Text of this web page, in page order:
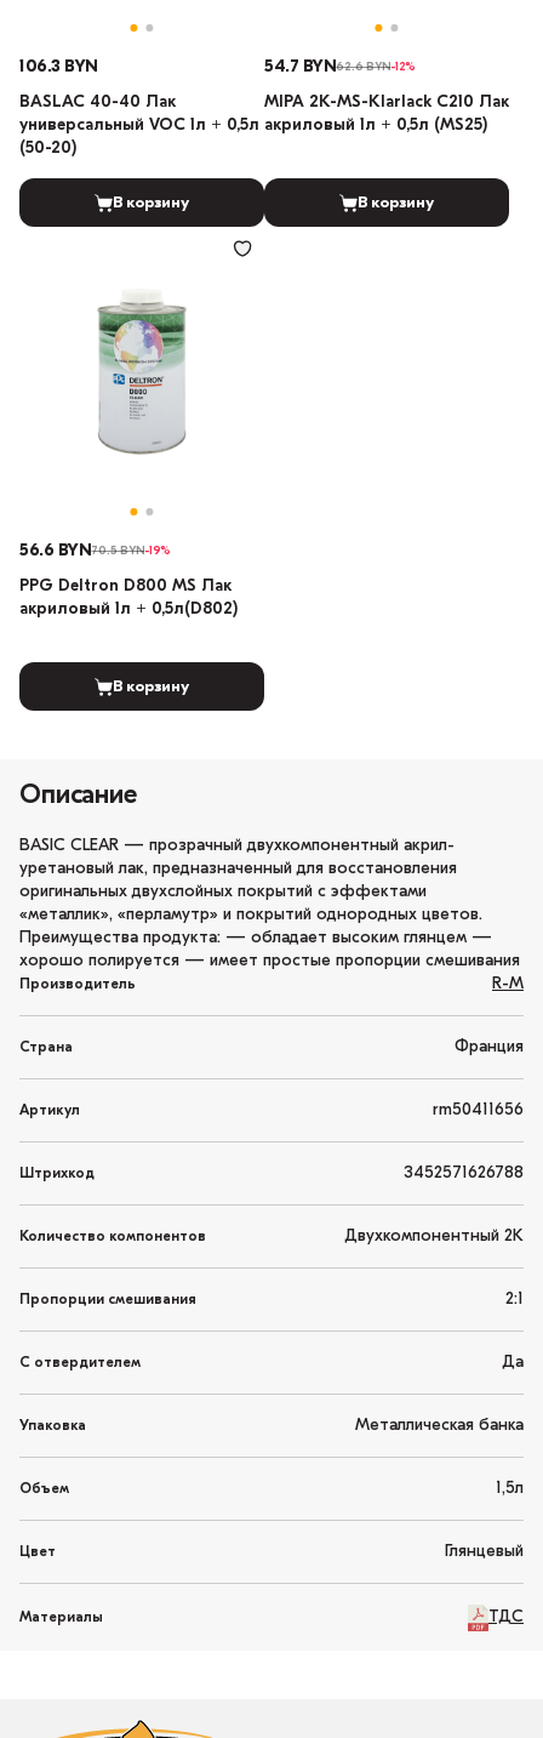
106.3 BYN
BASLAC 40-40 Лак
универсальный VOC 1л + 0,5л
(50-20)
В корзину
54.7 BYN62.6 BYN-12%
MIPA 2K-MS-Klarlack C210 Лак
акриловый 1л + 0,5л (MS25)
В корзину
56.6 BYN70.5 BYN-19%
PPG Deltron D800 MS Лак
акриловый 1л + 0,5л(D802)
В корзину
Описание
BASIC CLEAR — прозрачный двухкомпонентный акрил-
уретановый лак, предназначенный для восстановления
оригинальных двухслойных покрытий с эффектами
«металлик», «перламутр» и покрытий однородных цветов.
Преимущества продукта: — обладает высоким глянцем —
хорошо полируется — имеет простые пропорции смешивания
Производитель R-M
Страна Франция
Артикул rm50411656
Штрихкод 3452571626788
Количество компонентов Двухкомпонентный 2K
Пропорции смешивания 2:1
С отвердителем Да
Упаковка Металлическая банка
Объем 1,5л
Цвет Глянцевый
Материалы ТДС